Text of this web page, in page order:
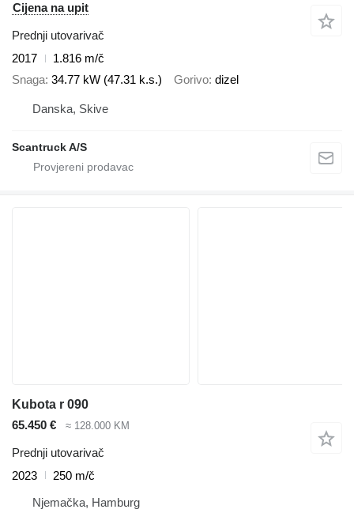
Cijena na upit
Prednji utovarivač
2017
1.816 m/č
Snaga 34.77 kW (47.31 k.s.) Gorivo dizel
Danska, Skive
Scantruck A/S
Kubota r 090
65.450 €
≈ 128.000 KM
Prednji utovarivač
2023
250 m/č
Njemačka, Hamburg